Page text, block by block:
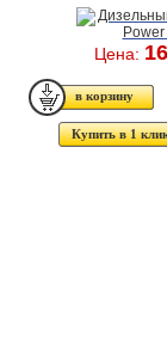
Цена:
Купить в 1